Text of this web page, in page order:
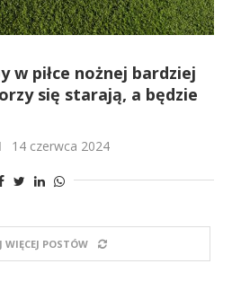
w piłce nożnej bardziej
się starają, a będzie
14 czerwca 2024
WIĘCEJ POSTÓW